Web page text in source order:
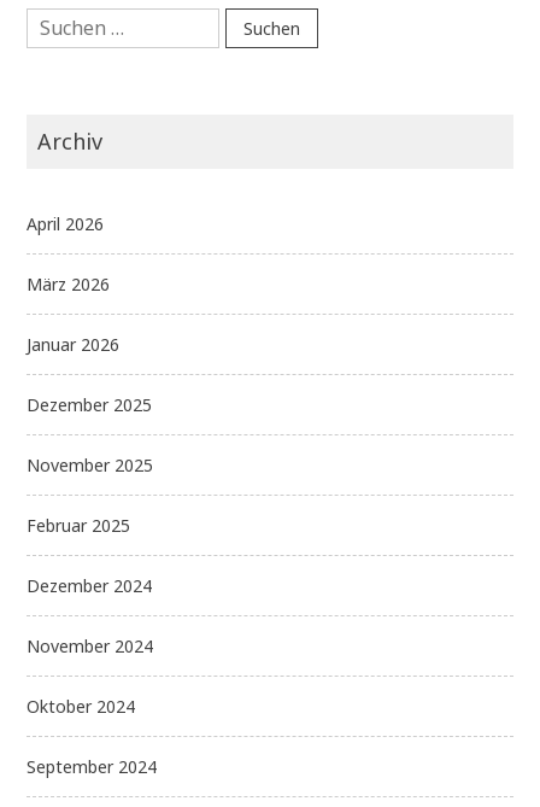
Suchen
nach:
Archiv
April 2026
März 2026
Januar 2026
Dezember 2025
November 2025
Februar 2025
Dezember 2024
November 2024
Oktober 2024
September 2024